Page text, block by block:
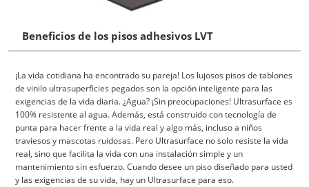
Beneficios de los pisos adhesivos LVT
¡La vida cotidiana ha encontrado su pareja! Los lujosos pisos de tablones
de vinilo ultrasuperficies pegados son la opción inteligente para las
exigencias de la vida diaria. ¿Agua? ¡Sin preocupaciones! Ultrasurface es
100% resistente al agua. Además, está construido con tecnología de
punta para hacer frente a la vida real y algo más, incluso a niños
traviesos y mascotas ruidosas. Pero Ultrasurface no solo resiste la vida
real, sino que facilita la vida con una instalación simple y un
mantenimiento sin esfuerzo. Cuando desee un piso diseñado para usted
y las exigencias de su vida, hay un Ultrasurface para eso.